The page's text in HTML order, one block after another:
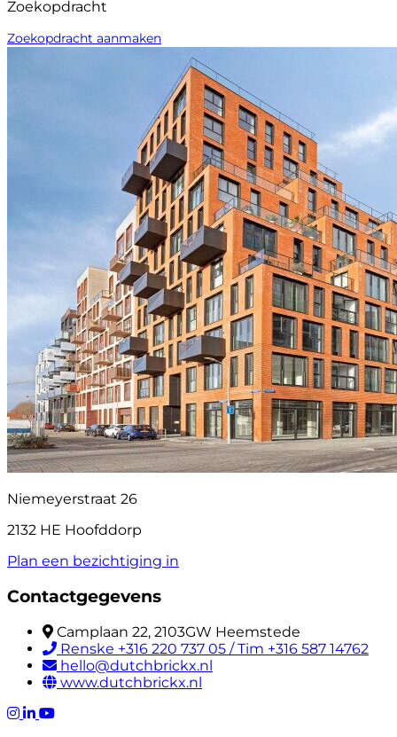
Zoekopdracht
Zoekopdracht aanmaken
Niemeyerstraat 26
2132 HE Hoofddorp
Plan een bezichtiging in
Contactgegevens
Camplaan 22, 2103GW Heemstede
Renske +316 220 737 05 / Tim +316 587 14762
hello@dutchbrickx.nl
www.dutchbrickx.nl